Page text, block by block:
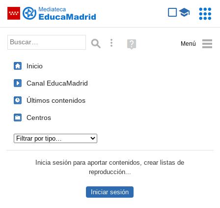
Saltar navegación
Palabra o frase: Búsqueda avanzada
Ayuda
(en
Inicio
Canal EducaMadrid
Últimos contenidos
Centros
Inicia sesión para aportar contenidos, crear listas de
reproducción...
Iniciar sesión